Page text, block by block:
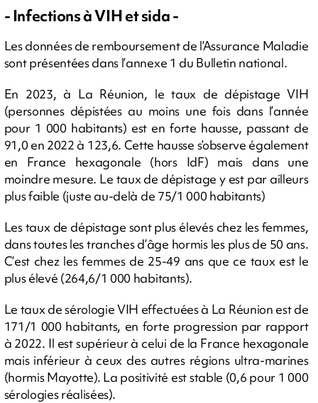
- Infections à VIH et sida -
Les données de remboursement de l’Assurance Maladie
sont présentées dans l’annexe 1 du Bulletin national.
En 2023, à La Réunion, le taux de dépistage VIH
(personnes dépistées au moins une fois dans l’année
pour 1 000 habitants) est en forte hausse, passant de
91,0 en 2022 à 123,6. Cette hausse s’observe également
en France hexagonale (hors IdF) mais dans une
moindre mesure. Le taux de dépistage y est par ailleurs
plus faible (juste au-delà de 75/1 000 habitants)
Les taux de dépistage sont plus élevés chez les femmes,
dans toutes les tranches d’âge hormis les plus de 50 ans.
C’est chez les femmes de 25-49 ans que ce taux est le
plus élevé (264,6/1 000 habitants).
Le taux de sérologie VIH effectuées à La Réunion est de
171/1 000 habitants, en forte progression par rapport
à 2022. Il est supérieur à celui de la France hexagonale
mais inférieur à ceux des autres régions ultra-marines
(hormis Mayotte). La positivité est stable (0,6 pour 1 000
sérologies réalisées).